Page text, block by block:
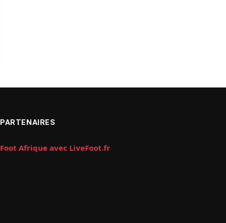
PARTENAIRES
Foot Afrique avec LiveFoot.fr